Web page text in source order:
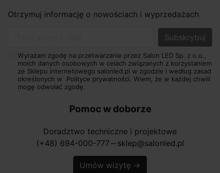
Otrzymuj informację o nowościach i wyprzedażach
Wyrażam zgodę na przetwarzanie przez Salon LED Sp. z o.o.,
moich danych osobowych w celach związanych z korzystaniem
ze Sklepu internetowego salonled.pl w zgodzie i według zasad
określonych w Polityce prywatności. Wiem, że w każdej chwili
mogę odwołać zgodę.
Pomoc w doborze
Doradztwo techniczne i projektowe
(+48) 694-000-777 horizontal_rule sklep@salonled.pl
Umów wizytę →